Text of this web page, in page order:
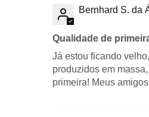
Bernhard S. da
Qualidade de
Já estou ficando
produzidos em
primeira! Meus